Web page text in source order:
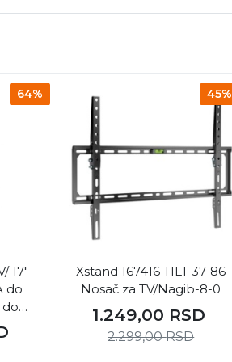
64%
17"-
do
(
)
45%
Xstand 167416 TILT 37-86
Nosač za TV/Nagib-8-0
1.249,00 RSD
2.299,00RSD